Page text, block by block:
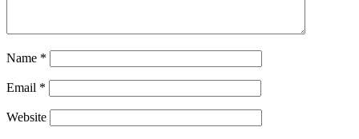
Name *
Email *
Website